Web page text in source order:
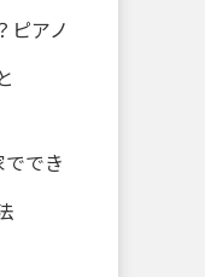
ピアノ
でき